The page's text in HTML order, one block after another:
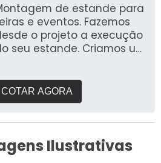
de estande para
e eventos. Fazemos
o projeto a execução
seu estande. Criamos um
necessidades e entregar o
buscam expor em
garantir a qualidade
buscam.
COTAR AGORA
Ilustrativas